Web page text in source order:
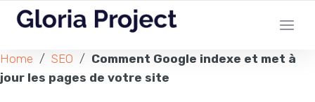
Home / SEO / Comment Google indexe et met à
jour les pages de votre site